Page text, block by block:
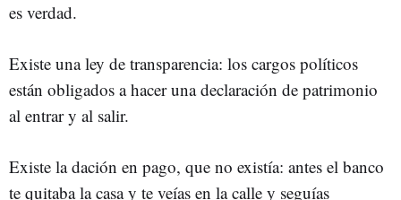
es verdad.
Existe una ley de transparencia: los cargos políticos
están obligados a hacer una declaración de patrimonio
al entrar y al salir.
Existe la dación en pago, que no existía: antes el banco
te quitaba la casa y te veías en la calle y seguías